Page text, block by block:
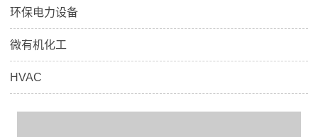
环保电力设备
微有机化工
HVAC